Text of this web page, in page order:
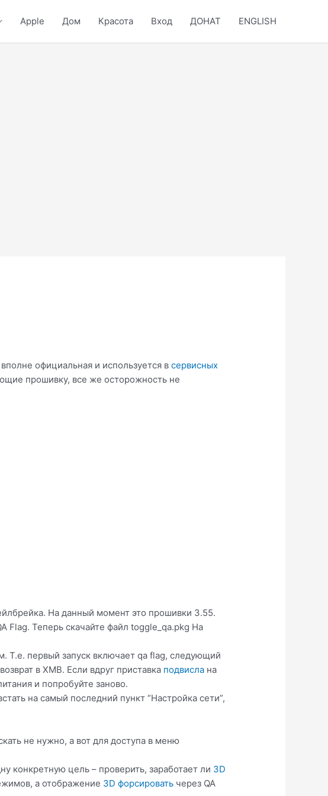
Apple Дом Красота Вход ДОНАТ ENGLISH
официальная и используется всервисных
прошивку, все же осторожность не
На данный момент это прошивки 3.55.
Flag. Теперь скачайте файл toggle_qa.pkg На
Т.е. первый запуск включает qa flag, следующий
в XMB. Если вдруг приставка подвисла на
и попробуйте заново.
на самый последний пункт “Настройка сети”,
не нужно, а вот для доступа в меню
конкретную цель – проверить, заработает ли 3D
а отображение 3D форсировать через QA